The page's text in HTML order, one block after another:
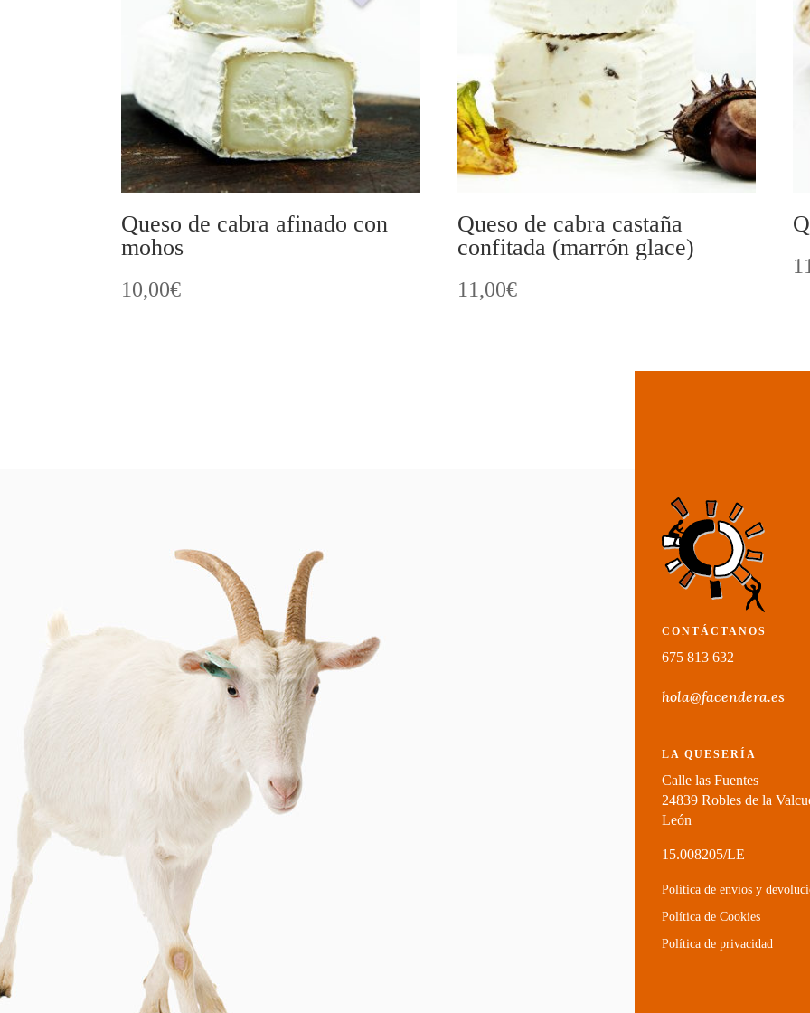
Queso de cabra afinado con
mohos
10,00€
Queso de cabra castaña
confitada (marrón glace)
11,00€
CONTÁCTANOS
675 813 632
hola@facendera.es
LA QUESERÍA
Calle las Fuentes
24839 Robles de la
León
15.008205/LE
Política de envíos y
Política de Cookies
Política de privacidad